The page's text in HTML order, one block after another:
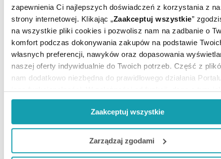
zapewnienia Ci najlepszych doświadczeń z korzystania z
strony internetowej. Klikając „Zaakceptuj wszystkie”
na wszystkie pliki cookies i pozwolisz nam na zadbanie o
komfort podczas dokonywania zakupów na podstawie
własnych preferencji, nawyków oraz dopasowania
naszej oferty indywidualnie do Twoich potrzeb. Część z
nam dodatkowo niezbędna do prawidłowego działania
jego funkcjonalności. W zależności od funkcji, dane o tym
korzystasz z naszej witryny będą również przekazywane do
naszych Partnerów marketingowych i analitycznych.
Jeżeli chcesz dostosować swoją zgodę i wybrać tylko
Zaakceptuj wszystkie
Zarządzaj zgodami
ARTYKUŁY
MOŻE CI SIĘ PRZYDAĆ